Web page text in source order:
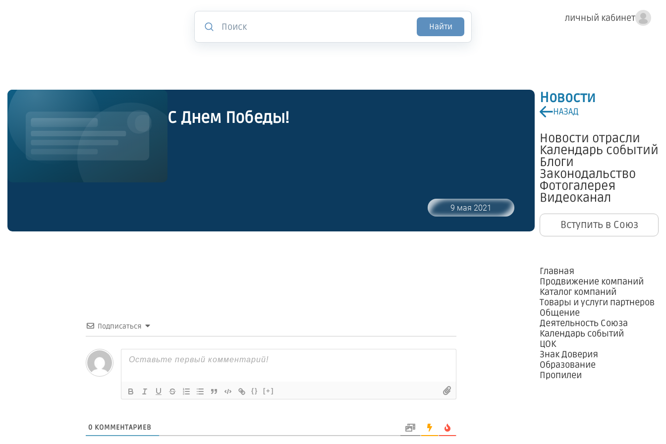
личный кабинет
Найти
Новости
НАЗАД
Новости отрасли
Календарь событий
Блоги
Законодальство
Фотогалерея
Видеоканал
Вступить в Союз
Главная
Продвижение компаний
Каталог компаний
Товары и услуги партнеров
Общение
Деятельность Союза
Календарь событий
ЦОК
Знак Доверия
Образование
Пропилеи
C Днем Победы!
9 мая 2021
Подписаться
{} [+]
0 КОММЕНТАРИЕВ